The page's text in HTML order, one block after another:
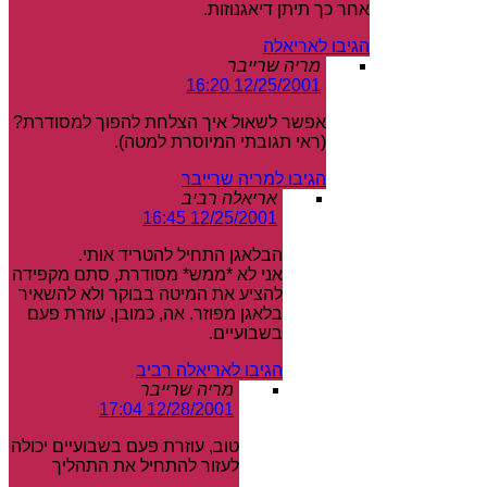
אחר כך תיתן דיאגנוזות.
הגיבו לאריאלה
מריה שרייבר
12/25/2001 16:20
אפשר לשאול איך הצלחת להפוך למסודרת?
(ראי תגובתי המיוסרת למטה).
הגיבו למריה שרייבר
אריאלה רביב
12/25/2001 16:45
הבלאגן התחיל להטריד אותי.
אני לא *ממש* מסודרת, סתם מקפידה
להציע את המיטה בבוקר ולא להשאיר
בלאגן מפוזר. אה, כמובן, עוזרת פעם
בשבועיים.
הגיבו לאריאלה רביב
מריה שרייבר
12/28/2001 17:04
טוב, עוזרת פעם בשבועיים יכולה
לעזור להתחיל את התהליך